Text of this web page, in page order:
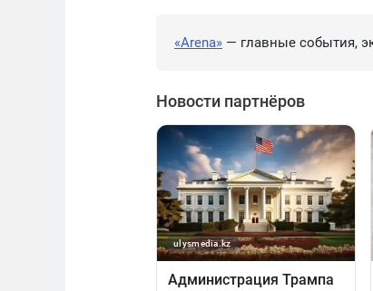
«Arena» — главные события,